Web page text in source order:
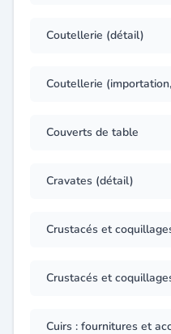
Coutellerie (détail)
Coutellerie
Couverts de table
Cravates (détail)
Crustacés et
Crustacés et